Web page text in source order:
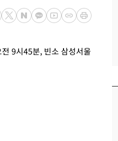
9시45분, 빈소 삼성서울